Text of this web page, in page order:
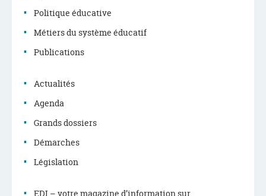
Menu
de
navigation
Politique éducative
Métiers du système éducatif
Publications
Actualités
Agenda
Grands dossiers
Démarches
Législation
EDI – votre magazine d’information sur